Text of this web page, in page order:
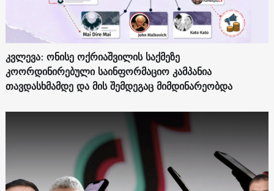
კვლევა: ონისე ოქრიაშვილის საქმეზე
კოორდინირებული საინფორმაციო კამპანია
თავდასხმამდე და მის შემდეგაც მიმდინარეობდა